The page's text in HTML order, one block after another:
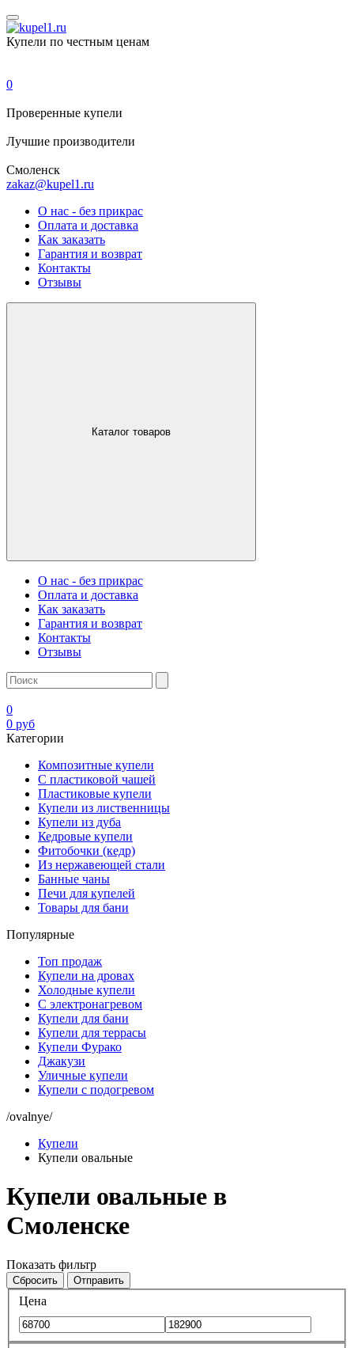
Купели по честным ценам
0
Проверенные купели
Лучшие производители
Смоленск
zakaz@kupel1.ru
О нас - без прикрас
Оплата и доставка
Как заказать
Гарантия и возврат
Контакты
Отзывы
Каталог товаров
О нас - без прикрас
Оплата и доставка
Как заказать
Гарантия и возврат
Контакты
Отзывы
0
0 руб
Категории
Композитные купели
С пластиковой чашей
Пластиковые купели
Купели из лиственницы
Купели из дуба
Кедровые купели
Фитобочки (кедр)
Из нержавеющей стали
Банные чаны
Печи для купелей
Товары для бани
Популярные
Топ продаж
Купели на дровах
Холодные купели
С электронагревом
Купели для бани
Купели для террасы
Купели Фурако
Джакузи
Уличные купели
Купели с подогревом
/ovalnye/
Купели
Купели овальные
Купели овальные в
Смоленске
Показать фильтр
Сбросить Отправить
Цена